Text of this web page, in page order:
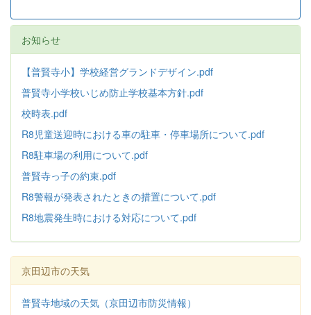
お知らせ
【普賢寺小】学校経営グランドデザイン.pdf
普賢寺小学校いじめ防止学校基本方針.pdf
校時表.pdf
R8児童送迎時における車の駐車・停車場所について.pdf
R8駐車場の利用について.pdf
普賢寺っ子の約束.pdf
R8警報が発表されたときの措置について.pdf
R8地震発生時における対応について.pdf
京田辺市の天気
普賢寺地域の天気（京田辺市防災情報）